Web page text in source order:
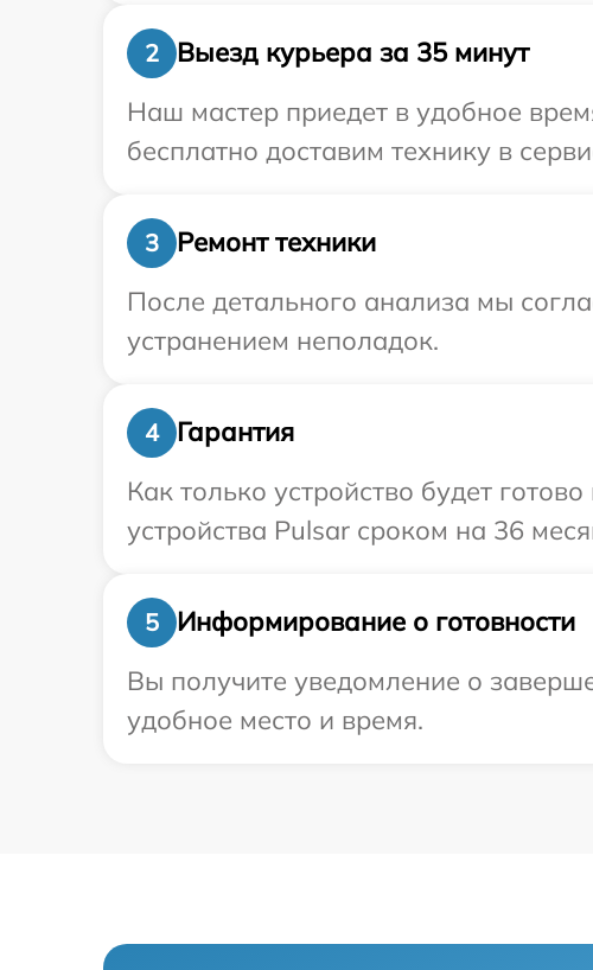
2
Выезд курьера за 35 минут
Наш мастер приедет в удобное
бесплатно доставим технику в
3
Ремонт техники
После детального анализа мы
устранением неполадок.
4
Гарантия
Как только устройство будет
устройства Pulsar сроком на 36
5
Информирование о готовности
Вы получите уведомление о
удобное место и время.